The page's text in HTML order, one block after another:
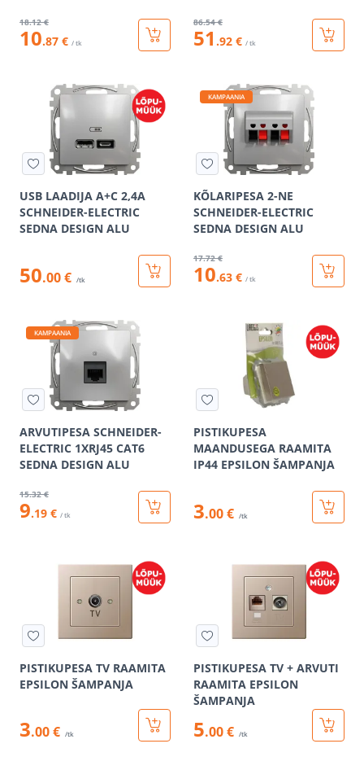
18.12 €
10.87 € / tk
86.54 €
51 .92 € / tk
USB LAADIJA A+C 2,4A
SCHNEIDER-ELECTRIC
SEDNA DESIGN ALU
50.00 € /tk
KAMPAANIA
KÕLARIPESA 2-NE
SCHNEIDER-ELECTRIC
SEDNA DESIGN ALU
17.72 €
10.63 € / tk
KAMPAANIA
ARVUTIPESA SCHNEIDER-
ELECTRIC 1XRJ45 CAT6
SEDNA DESIGN ALU
15.32 €
9.19 € / tk
PISTIKUPESA
MAANDUSEGA RAAMITA
IP44 EPSILON ŠAMPANJA
3.00 € /tk
PISTIKUPESA TV RAAMITA
EPSILON ŠAMPANJA
3.00 € /tk
PISTIKUPESA TV + ARVUTI
RAAMITA EPSILON
ŠAMPANJA
5.00 € /tk